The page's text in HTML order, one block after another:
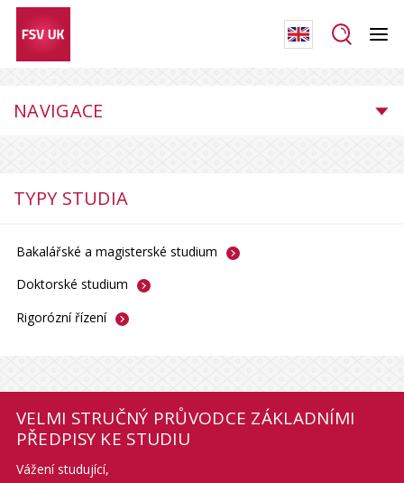
NAVIGACE
TYPY STUDIA
Bakalářské a magisterské studium
Doktorské studium
Rigorózní řízení
VELMI STRUČNÝ PRŮVODCE ZÁKLADNÍMI
PŘEDPISY KE STUDIU
Vážení studující,